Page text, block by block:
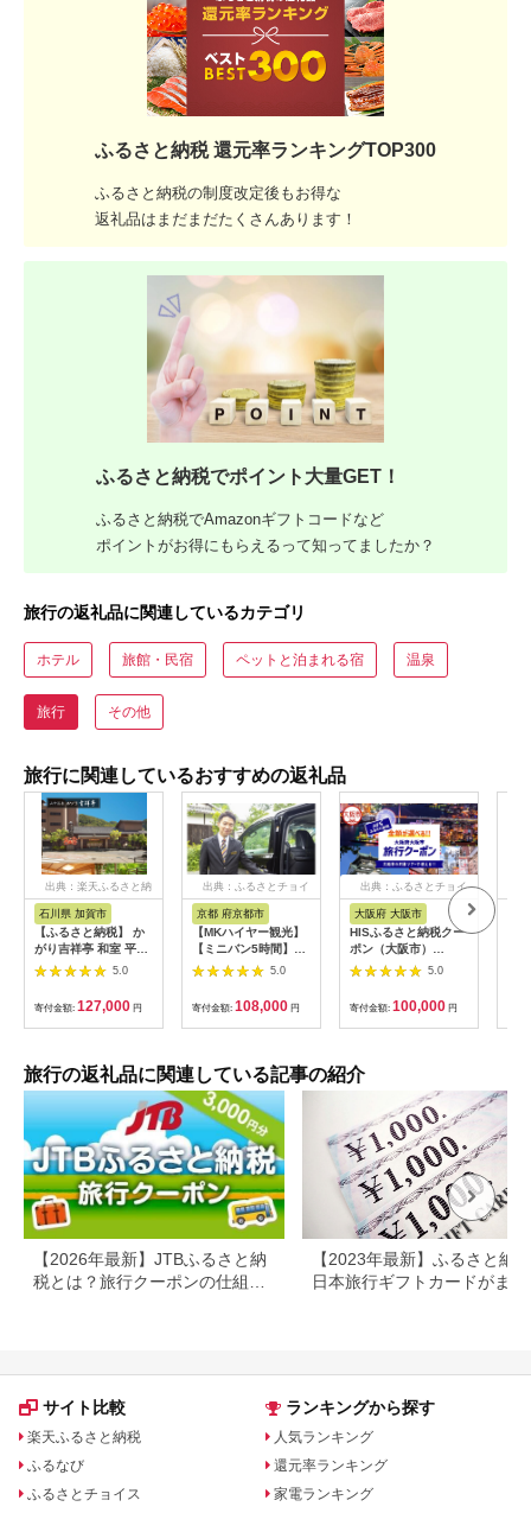
ふるさと納税 還元率ランキングTOP300
ふるさと納税の制度改定後もお得な
返礼品はまだまだたくさんあります！
ふるさと納税でポイント大量GET！
ふるさと納税でAmazonギフトコードなど
ポイントがお得にもらえるって知ってましたか？
旅行の返礼品に関連しているカテゴリ
ホテル 旅館・民宿 ペットと泊まれる宿 温泉
旅行 その他
旅行に関連しているおすすめの返礼品
出典：楽天ふるさと納
石川県 加賀市
【ふるさと納税】 か
がり吉祥亭 和室 平日
限定 ペア宿泊券 1泊2
食付 2名 ペア 食事付
温泉 宿泊券 旅行 トラ
ベル 宿泊 宿泊施設 宿
レジャー F6P-0991
5.0
寄付金額: 127,000 円
出典：ふるさとチョイ
京都 府京都市
【MKハイヤー観光】
【ミニバン5時間】ド
ライバーとめぐるとっ
ておきの京都観光（3
／21-6／20・10／1-
11／30）
5.0
寄付金額: 108,000 円
出典：ふるさとチョイ
大阪府 大阪市
HISふるさと納税クー
ポン（大阪市）
30,000円分_OS039-
5.0
寄付金額: 100,000 円
旅行の返礼品に関連している記事の紹介
【2026年最新】JTBふるさと納
税とは？旅行クーポンの仕組
【2023年最新】ふるさと納
日本旅行ギフトカードがまだ
サイト比較
楽天ふるさと納税
ふるなび
ふるさとチョイス
ランキングから探す
人気ランキング
還元率ランキング
家電ランキング